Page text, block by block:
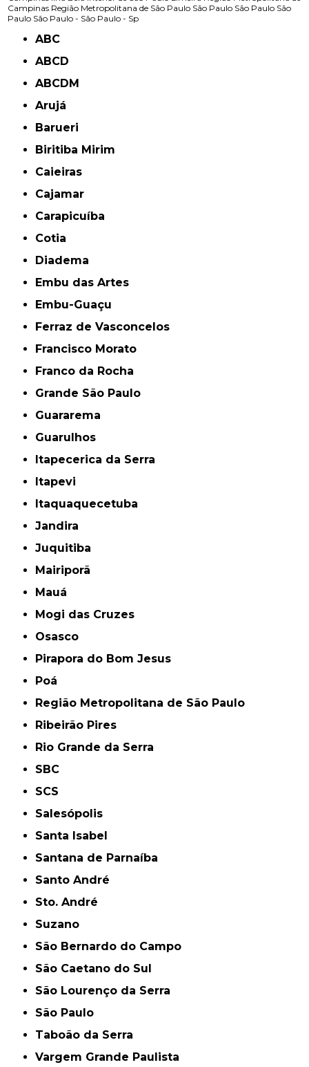
Campinas Região Metropolitana de São Paulo São Paulo São Paulo São
Paulo São Paulo - São Paulo - Sp
ABC
ABCD
ABCDM
Arujá
Barueri
Biritiba Mirim
Caieiras
Cajamar
Carapicuíba
Cotia
Diadema
Embu das Artes
Embu-Guaçu
Ferraz de Vasconcelos
Francisco Morato
Franco da Rocha
Grande São Paulo
Guararema
Guarulhos
Itapecerica da Serra
Itapevi
Itaquaquecetuba
Jandira
Juquitiba
Mairiporã
Mauá
Mogi das Cruzes
Osasco
Pirapora do Bom Jesus
Poá
Região Metropolitana de São Paulo
Ribeirão Pires
Rio Grande da Serra
SBC
SCS
Salesópolis
Santa Isabel
Santana de Parnaíba
Santo André
Sto. André
Suzano
São Bernardo do Campo
São Caetano do Sul
São Lourenço da Serra
São Paulo
Taboão da Serra
Vargem Grande Paulista